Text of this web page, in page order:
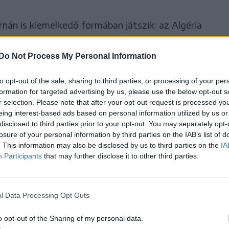
Do Not Process My Personal Information
opt-out of the sale, sharing to third parties, or processing of your
for targeted advertising by us, please use the below opt-out
selection. Please note that after your opt-out request is processed
interest-based ads based on personal information utilized by us
to third parties prior to your opt-out. You may separately
of your personal information by third parties on the IAB’s list of
This information may also be disclosed by us to third parties on the
Participants that may further disclose it to other third parties.
Data Processing Opt Outs
opt-out of the Sharing of my personal data.
is kiemelkedő formában játszik: az Algéria
így jelentősen hozzájárult válogatottja
vagy halál? Gondolatok a
világbajnokságról
a foci-világbajnokság. Meglehet, a fanatikus
félálomban egy-egy meccset, legfeljebb
követik. A legalkalmasabb reggelente megnézni